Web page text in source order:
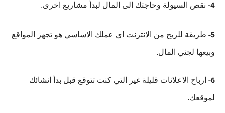
4- نقص السيولة وحاجتك الى المال لبدأ مشاريع اخرى.
5- طريقة للربح من الانترنت اي عملك الاساسي هو تجهز المواقع
وبيعها لجني المال.
6- ارباح الاعلانات قليلة غير التي كنت تتوقع قبل بدأ انشائك
لموقعك.